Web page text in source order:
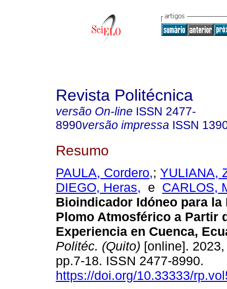
Revista Politécnica
versão On-line ISSN 2477-
8990versão impressa ISSN
Resumo
PAULA, Cordero,; YULIANA,
DIEGO, Heras, e CARLOS,
Bioindicador Idóneo para la
Plomo Atmosférico a Partir
Experiencia en Cuenca,
Politéc. (Quito) [online].
pp.7-18. ISSN 2477-8990.
https://doi.org/10.33333/